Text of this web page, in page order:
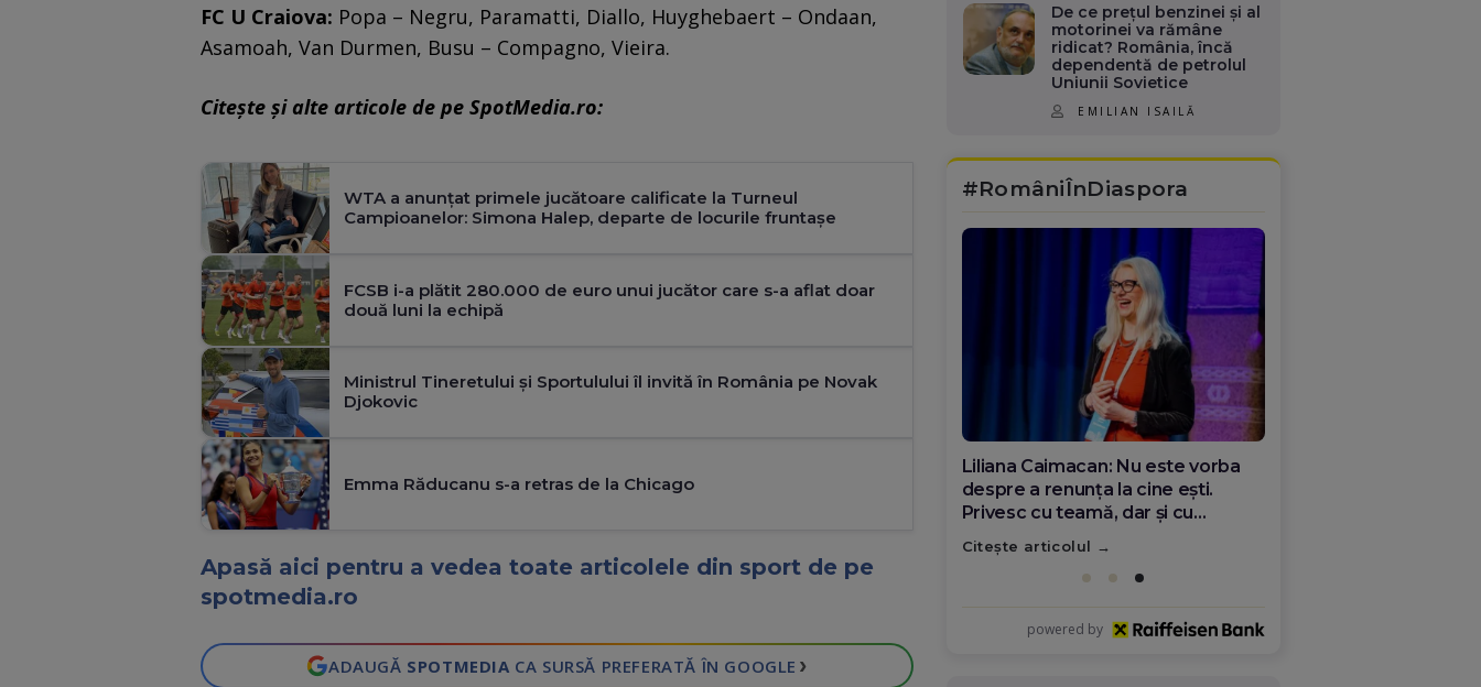
FC U Craiova: Popa – Negru, Paramatti, Diallo, Huyghebaert – Ondaan,
Asamoah, Van Durmen, Busu – Compagno, Vieira.
Citește și alte articole de pe SpotMedia.ro:
WTA a anunțat primele jucătoare calificate la Turneul
Campioanelor: Simona Halep, departe de locurile fruntașe
FCSB i-a plătit 280.000 de euro unui jucător care s-a aflat doar
două luni la echipă
Ministrul Tineretului şi Sportulului îl invită în România pe Novak
Djokovic
Emma Răducanu s-a retras de la Chicago
Apasă aici pentru a vedea toate articolele din sport de pe
spotmedia.ro
ADAUGĂ SPOTMEDIA CA SURSĂ PREFERATĂ ÎN GOOGLE ›
De ce prețul benzinei și al
motorinei va rămâne
ridicat? România, încă
dependentă de petrolul
Uniunii Sovietice
EMILIAN ISAILĂ
#RomâniÎnDiaspora
Diana Olar, românca de la Google
care demonstrează că diaspora
poate schimba România
Citește articolul
powered by